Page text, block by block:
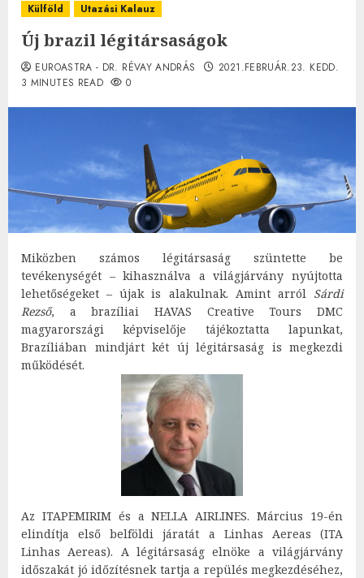
Külföld Utazási Kalauz
Új brazil légitársaságok
EUROASTRA - DR. RÉVAY ANDRÁS
2021.FEBRUÁR.23. KEDD.
3 MINUTES READ
0
Miközben számos légitársaság szüntette be
tevékenységét – kihasználva a világjárvány nyújtotta
lehetőségeket – újak is alakulnak. Amint arról Sárdi
Rezső, a brazíliai HAVAS Creative Tours DMC
magyarországi képviselője tájékoztatta lapunkat,
Brazíliában mindjárt két új légitársaság is megkezdi
működését.
Az ITAPEMIRIM és a NELLA AIRLINES. Március 19-én
elindítja első belföldi járatát a Linhas Aereas (ITA
Linhas Aereas). A légitársaság elnöke a világjárvány
időszakát jó időzítésnek tartja a repülés megkezdéséhez,